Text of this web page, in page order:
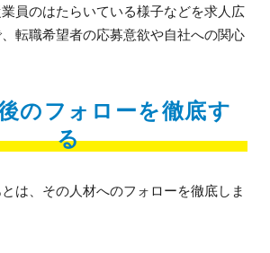
員のはたらいている様子などを求人広
転職希望者の応募意欲や自社への関心
のフォローを徹底す
る
は、その人材へのフォローを徹底しま